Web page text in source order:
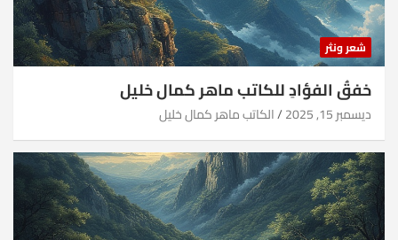
شعر ونثر
خفقُ الفؤادِ للكاتب ماهر كمال خليل
ديسمبر 15, 2025 الكاتب ماهر كمال خليل